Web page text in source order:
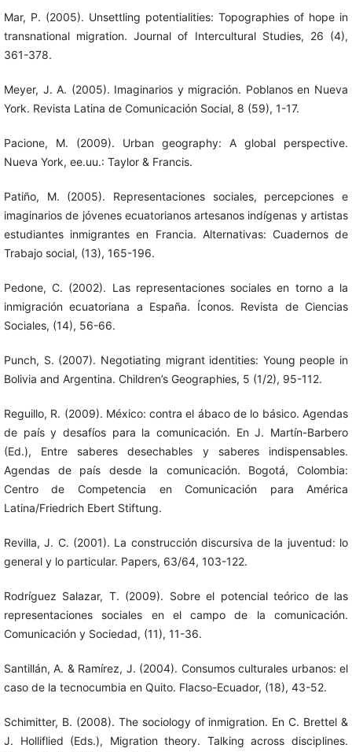
Mar, P. (2005). Unsettling potentialities: Topographies of hope in
transnational migration. Journal of Intercultural Studies, 26 (4),
361-378.
Meyer, J. A. (2005). Imaginarios y migración. Poblanos en Nueva
York. Revista Latina de Comunicación Social, 8 (59), 1-17.
Pacione, M. (2009). Urban geography: A global perspective.
Nueva York, ee.uu.: Taylor & Francis.
Patiño, M. (2005). Representaciones sociales, percepciones e
imaginarios de jóvenes ecuatorianos artesanos indígenas y artistas
estudiantes inmigrantes en Francia. Alternativas: Cuadernos de
Trabajo social, (13), 165-196.
Pedone, C. (2002). Las representaciones sociales en torno a la
inmigración ecuatoriana a España. Íconos. Revista de Ciencias
Sociales, (14), 56-66.
Punch, S. (2007). Negotiating migrant identities: Young people in
Bolivia and Argentina. Children’s Geographies, 5 (1/2), 95-112.
Reguillo, R. (2009). México: contra el ábaco de lo básico. Agendas
de país y desafíos para la comunicación. En J. Martín-Barbero
(Ed.), Entre saberes desechables y saberes indispensables.
Agendas de país desde la comunicación. Bogotá, Colombia:
Centro de Competencia en Comunicación para América
Latina/Friedrich Ebert Stiftung.
Revilla, J. C. (2001). La construcción discursiva de la juventud: lo
general y lo particular. Papers, 63/64, 103-122.
Rodríguez Salazar, T. (2009). Sobre el potencial teórico de las
representaciones sociales en el campo de la comunicación.
Comunicación y Sociedad, (11), 11-36.
Santillán, A. & Ramírez, J. (2004). Consumos culturales urbanos: el
caso de la tecnocumbia en Quito. Flacso-Ecuador, (18), 43-52.
Schimitter, B. (2008). The sociology of inmigration. En C. Brettel &
J. Holliflied (Eds.), Migration theory. Talking across disciplines.